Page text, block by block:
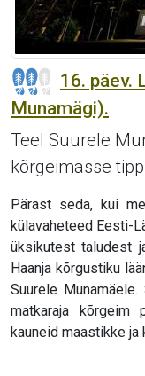
16. päev.
Munamägi).
Teel Suurele
kõrgeimasse
Pärast seda, kui
külavaheteed Eesti-
üksikutest taludest
Haanja kõrgustiku
Suurele
matkaraja kõrgeim
kauneid maastikke ja